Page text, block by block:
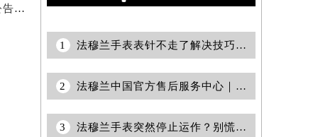
2026年5月法穆兰官方维修保养综合服务中心最终调整公告（含迁址）确认
1 法穆兰手表表针不走了解决技巧汇总
2 法穆兰中国官方售后服务中心｜全部地址与售后热线电话权威信息通告（2026年6月最新）
3 法穆兰手表突然停止运作？别慌！专业解决之道在此等候